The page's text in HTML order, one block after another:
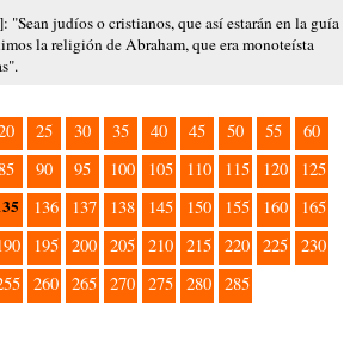
judíos o cristianos, que así estarán en la guía
la religión de Abraham, que era monoteísta
25 30 35 40 45 50 55
60
90 95 100 105 110 115 120
125
136 137 138 145 150 155 160
165
195 200 205 210 215 220 225 230
260 265 270 275 280 285